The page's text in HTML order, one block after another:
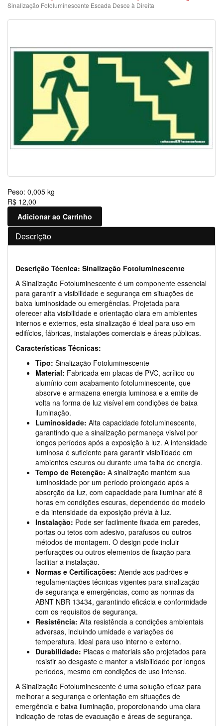
Sinalização Fotoluminescente Escada Desce à Direita
Peso: 0,005 kg
R$ 12,00
Adicionar ao Carrinho
Descrição
Descrição Técnica: Sinalização Fotoluminescente
A Sinalização Fotoluminescente é um componente essencial
para garantir a visibilidade e segurança em situações de
baixa luminosidade ou emergências. Projetada para
oferecer alta visibilidade e orientação clara em ambientes
internos e externos, esta sinalização é ideal para uso em
edifícios, fábricas, instalações comerciais e áreas públicas.
Características Técnicas:
Tipo: Sinalização Fotoluminescente
Material: Fabricada em placas de PVC, acrílico ou
alumínio com acabamento fotoluminescente, que
absorve e armazena energia luminosa e a emite de
volta na forma de luz visível em condições de baixa
iluminação.
Luminosidade: Alta capacidade fotoluminescente,
garantindo que a sinalização permaneça visível por
longos períodos após a exposição à luz. A intensidade
luminosa é suficiente para garantir visibilidade em
ambientes escuros ou durante uma falha de energia.
Tempo de Retenção: A sinalização mantém sua
luminosidade por um período prolongado após a
absorção da luz, com capacidade para iluminar até 8
horas em condições escuras, dependendo do modelo
e da intensidade da exposição prévia à luz.
Instalação: Pode ser facilmente fixada em paredes,
portas ou tetos com adesivo, parafusos ou outros
métodos de montagem. O design pode incluir
perfurações ou outros elementos de fixação para
facilitar a instalação.
Normas e Certificações: Atende aos padrões e
regulamentações técnicas vigentes para sinalização
de segurança e emergências, como as normas da
ABNT NBR 13434, garantindo eficácia e conformidade
com os requisitos de segurança.
Resistência: Alta resistência a condições ambientais
adversas, incluindo umidade e variações de
temperatura. Ideal para uso interno e externo.
Durabilidade: Placas e materiais são projetados para
resistir ao desgaste e manter a visibilidade por longos
períodos, mesmo em condições de uso intenso.
A Sinalização Fotoluminescente é uma solução eficaz para
melhorar a segurança e orientação em situações de
emergência e baixa iluminação, proporcionando uma clara
indicação de rotas de evacuação e áreas de segurança.